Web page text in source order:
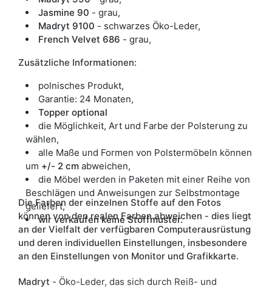
Jasmine 90 - grau,
Madryt 9100 - schwarzes Öko-Leder,
French Velvet 686 - grau,
Zusätzliche Informationen:
polnisches Produkt,
Garantie: 24 Monaten,
Topper optional
die Möglichkeit, Art und Farbe der Polsterung zu
wählen,
alle Maße und Formen von Polstermöbeln können
um +/- 2 cm abweichen,
die Möbel werden in Paketen mit einer Reihe von
Beschlägen und Anweisungen zur Selbstmontage
geliefert,
wir verkaufen keine Stoffmuster.
Die Farben der einzelnen Stoffe auf den Fotos
können von den realen Farben abweichen - dies liegt
an der Vielfalt der verfügbaren Computerausrüstung
und deren individuellen Einstellungen, insbesondere
an den Einstellungen von Monitor und Grafikkarte.
Madryt - Öko-Leder, das sich durch Reiß- und